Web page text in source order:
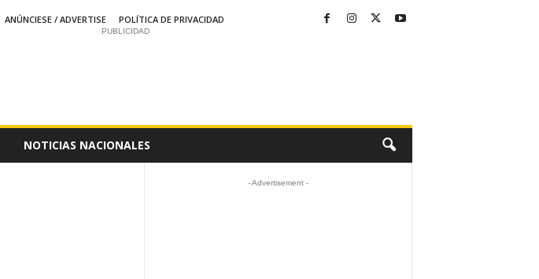
ANÚNCIESE / ADVERTISE
POLÍTICA DE PRIVACIDAD
PUBLICIDAD
NOTICIAS NACIONALES
- Advertisement -